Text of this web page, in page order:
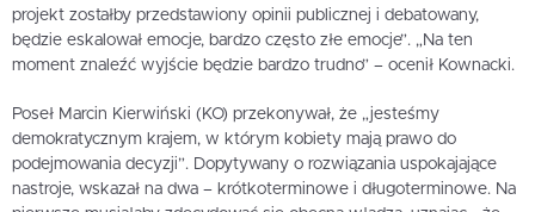
projekt zostałby przedstawiony opinii publicznej i debatowany,
będzie eskalował emocje, bardzo często złe emocje”. „Na ten
moment znaleźć wyjście będzie bardzo trudno” – ocenił Kownacki.
Poseł Marcin Kierwiński (KO) przekonywał, że „jesteśmy
demokratycznym krajem, w którym kobiety mają prawo do
podejmowania decyzji”. Dopytywany o rozwiązania uspokajające
nastroje, wskazał na dwa – krótkoterminowe i długoterminowe. Na